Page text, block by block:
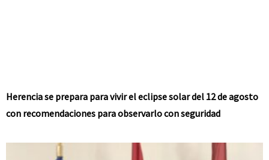
Herencia se prepara para vivir el eclipse solar del 12 de agosto
con recomendaciones para observarlo con seguridad